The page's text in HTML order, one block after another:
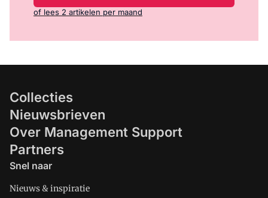
of lees 2 artikelen per maand
Collecties
Nieuwsbrieven
Over Management Support
Partners
Snel naar
Nieuws & inspiratie